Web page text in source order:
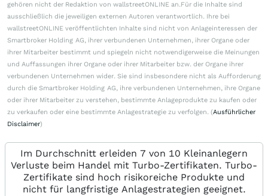
gehören nicht der Redaktion von wallstreetONLINE an.Für die Inhalte sind
ausschließlich die jeweiligen externen Autoren verantwortlich. Ihre bei
wallstreetONLINE veröffentlichten Inhalte sind nicht von Anlageinteressen der
Smartbroker Holding AG, ihrer verbundenen Unternehmen, ihrer Organe oder
ihrer Mitarbeiter bestimmt und spiegeln nicht notwendigerweise die Meinungen
und Auffassungen ihrer Organe oder ihrer Mitarbeiter bzw. der Organe ihrer
verbundenen Unternehmen wider. Sie sind insbesondere nicht als Aufforderung
durch die Smartbroker Holding AG, ihre verbundenen Unternehmen, ihre Organe
oder ihrer Mitarbeiter zu verstehen, bestimmte Anlageprodukte zu kaufen oder
zu verkaufen oder eine bestimmte Anlagestrategie zu verfolgen. (Ausführlicher
Disclaimer)
Im Durchschnitt erleiden 7 von 10 Kleinanlegern
Verluste beim Handel mit Turbo-Zertifikaten. Turbo-
Zertifikate sind hoch risikoreiche Produkte und
nicht für langfristige Anlagestrategien geeignet.